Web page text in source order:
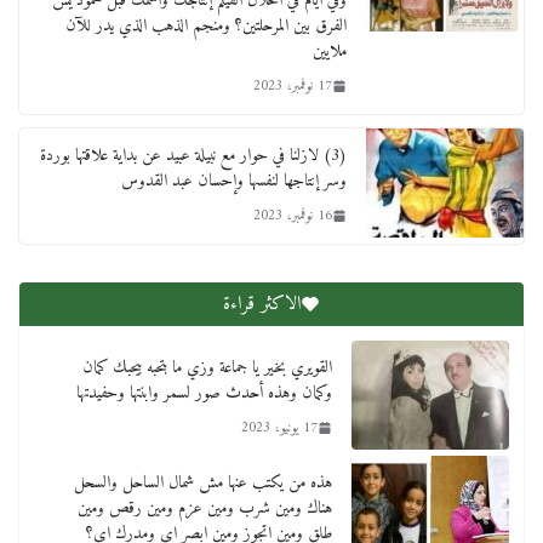
الفرق بين المرحلتين؟ ومنجم الذهب الذي يدر للآن
ملايين
17 نوفمبر، 2023
(3) لازلنا في حوار مع نبيلة عبيد عن بداية علاقتها بوردة
وسر إنتاجها لنفسها وإحسان عبد القدوس
16 نوفمبر، 2023
الاكثر قراءة
القويري بخير يا جماعة وزي ما بتحبه بيحبك كمان
وكمان وهذه أحدث صور لسمر وابنتها وحفيدتها
17 يونيو، 2023
هذه من يكتب عنها مش شمال الساحل والسحل
هناك ومين شرب ومين عزم ومين رقص ومين
طلق ومين اتجوز ومين ابصر اي ومدرك اي؟